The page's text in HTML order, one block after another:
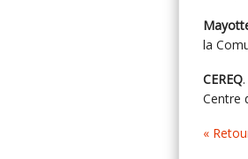
la
CEREQ
Centre
«